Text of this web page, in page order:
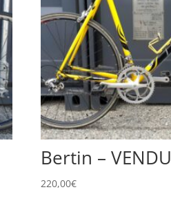
Bertin – VENDU
220,00€